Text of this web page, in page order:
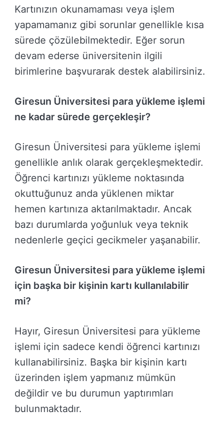
Kartınızın okunamaması veya işlem
yapamamanız gibi sorunlar genellikle kısa
sürede çözülebilmektedir. Eğer sorun
devam ederse üniversitenin ilgili
birimlerine başvurarak destek alabilirsiniz.
Giresun Üniversitesi para yükleme işlemi
ne kadar sürede gerçekleşir?
Giresun Üniversitesi para yükleme işlemi
genellikle anlık olarak gerçekleşmektedir.
Öğrenci kartınızı yükleme noktasında
okuttuğunuz anda yüklenen miktar
hemen kartınıza aktarılmaktadır. Ancak
bazı durumlarda yoğunluk veya teknik
nedenlerle geçici gecikmeler yaşanabilir.
Giresun Üniversitesi para yükleme işlemi
için başka bir kişinin kartı kullanılabilir
mi?
Hayır, Giresun Üniversitesi para yükleme
işlemi için sadece kendi öğrenci kartınızı
kullanabilirsiniz. Başka bir kişinin kartı
üzerinden işlem yapmanız mümkün
değildir ve bu durumun yaptırımları
bulunmaktadır.